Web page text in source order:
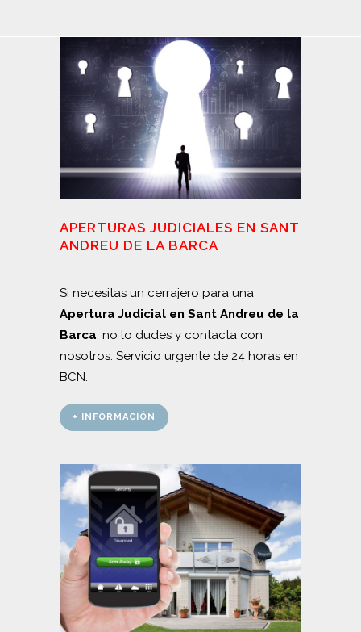
APERTURAS JUDICIALES EN SANT
ANDREU DE LA BARCA
Si necesitas un cerrajero para una
Apertura Judicial en Sant Andreu de la
Barca , no lo dudes y contacta con
nosotros. Servicio urgente de 24 horas en
BCN.
+ INFORMACIÓN